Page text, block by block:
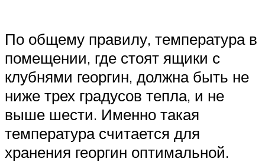
По общему правилу, температура в
помещении, где стоят ящики с
клубнями георгин, должна быть не
ниже трех градусов тепла, и не
выше шести. Именно такая
температура считается для
хранения георгин оптимальной.